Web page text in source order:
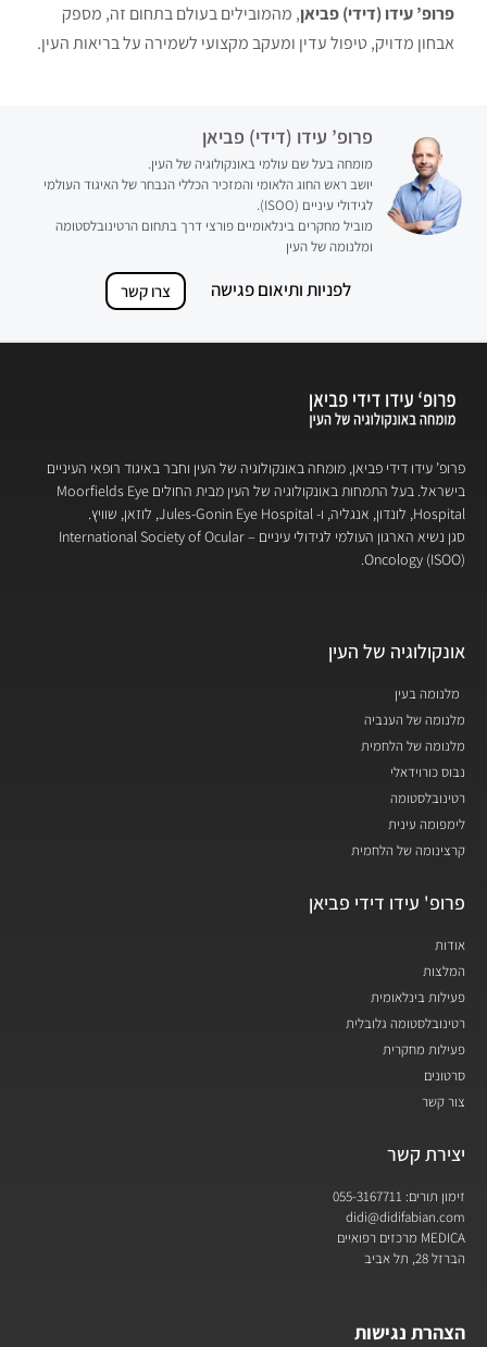
פרופ’ עידו (דידי) פביאן, מהמובילים בעולם בתחום זה, מספק
אבחון מדויק, טיפול עדין ומעקב מקצועי לשמירה על בריאות העין.
פרופ’ עידו (דידי) פביאן
מומחה בעל שם עולמי באונקולוגיה של העין.
יושב ראש החוג הלאומי והמזכיר הכללי הנבחר של האיגוד העולמי
לגידולי עיניים (ISOO).
מוביל מחקרים בינלאומיים פורצי דרך בתחום הרטינובלסטומה
ומלנומה של העין
לפניות ותיאום פגישה צרו קשר
פרופ’ עידו דידי פביאן, מומחה באונקולוגיה של העין וחבר באיגוד רופאי העיניים
בישראל. בעל התמחות באונקולוגיה של העין מבית החולים Moorfields Eye
Hospital, לונדון, אנגליה, ו- Jules-Gonin Eye Hospital, לוזאן, שוויץ.
סגן נשיא הארגון העולמי לגידולי עיניים – International Society of Ocular
Oncology (ISOO).
אונקולוגיה של העין
מלנומה בעין
מלנומה של הענביה
מלנומה של הלחמית
נבוס כורוידאלי
רטינובלסטומה
לימפומה עינית
קרצינומה של הלחמית
פרופ' עידו דידי פביאן
אודות
המלצות
פעילות בינלאומית
רטינובלסטומה גלובלית
פעילות מחקרית
סרטונים
צור קשר
יצירת קשר
זימון תורים: 055-3167711
didi@didifabian.com
MEDICA מרכזים רפואיים
הברזל 28, תל אביב
הצהרת נגישות